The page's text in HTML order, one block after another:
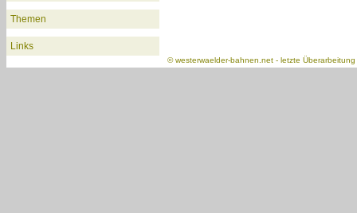
Themen
Links
©westerwaelder-bahnen.net - letzte